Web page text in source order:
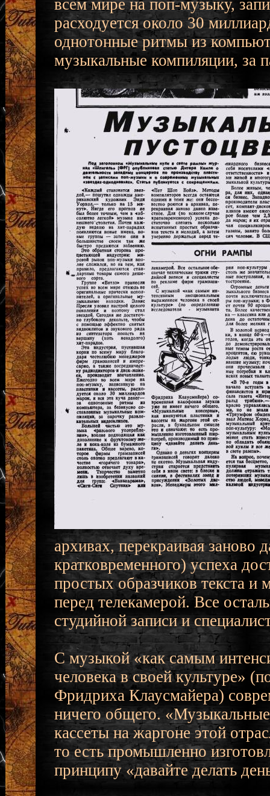
всем мире на поп-музыку,
расходуется около 30
однотонные ритмы из
музыкальные компиляции, за
архивах, перекраивая заново
кратковременного) успеха
простых образчиков текста и
перед телекамерой. Все
студийной записи и
С музыкой «как самым
человека в своей культуре»
Фридриха Клаусмайера)
ничего общего.
кассеты на жаргоне этой
то есть промышленно
принципу «давайте делать